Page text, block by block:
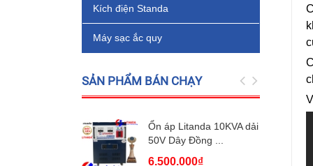
Kích điện Standa
Máy sạc ắc quy
SẢN PHẨM BÁN CHẠY
Ổn áp Litanda 10KVA dải
50V Dây Đồng ...
6.500.000₫